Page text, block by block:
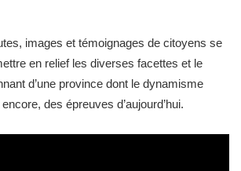
images et témoignages de citoyens se
en relief les diverses facettes et le
d’une province dont le dynamisme
des épreuves d’aujourd’hui.